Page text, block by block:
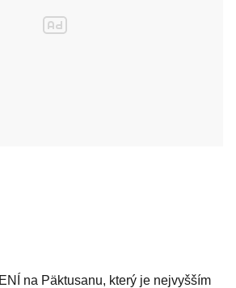
na Päktusanu, který je nejvyšším